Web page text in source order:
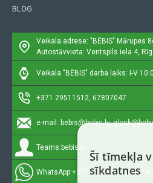
BLOG
Veikala adrese: "BĒBIS" Mārupes
Autostāvvieta: Ventspils iela 4,
Veikala "BĒBIS" darba laiks: I-V
+371 29511512, 67807047
e-mail: bebis@bebis.lv,
Teams: bebis.lv
WhatsApp:+371 29511512,
Šī tīmekļa
sīkdatnes